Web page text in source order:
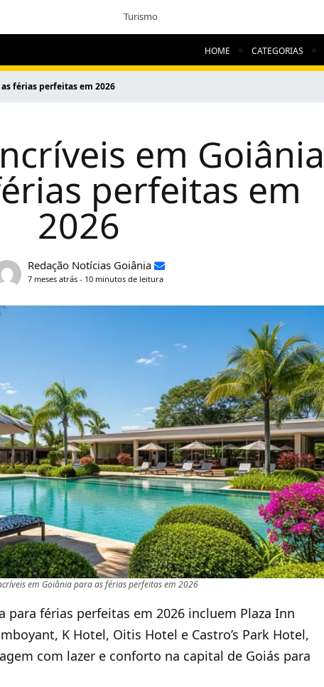
HOME CATEGORIAS
férias perfeitas em 2026
em Goiânia
perfeitas em
2026
Redação Notícias Goiânia
7 meses atrás - 10 minutos de leitura
em Goiânia para as férias perfeitas em 2026
para férias perfeitas em 2026 incluem Plaza Inn
K Hotel, Oitis Hotel e Castro’s Park Hotel,
com lazer e conforto na capital de Goiás para